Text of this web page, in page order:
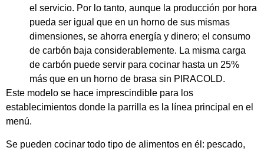
el servicio. Por lo tanto, aunque la producción por hora
pueda ser igual que en un horno de sus mismas
dimensiones, se ahorra energía y dinero; el consumo
de carbón baja considerablemente. La misma carga
de carbón puede servir para cocinar hasta un 25%
más que en un horno de brasa sin PIRACOLD.
Este modelo se hace imprescindible para los
establecimientos donde la parrilla es la línea principal en el
menú.
Se pueden cocinar todo tipo de alimentos en él: pescado,